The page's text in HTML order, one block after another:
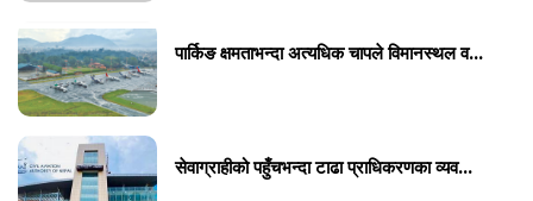
पार्किङ क्षमताभन्दा अत्यधिक चापले विमानस्थल व...
सेवाग्राहीको पहुँचभन्दा टाढा प्राधिकरणका व्यव...